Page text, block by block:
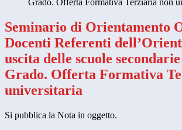
Grado. Offerta Formativa Terziaria non
Seminario di Orientamento
Docenti Referenti
uscita delle scuole
Grado. Offerta Formativa
universitaria
Si pubblica la Nota in oggetto.